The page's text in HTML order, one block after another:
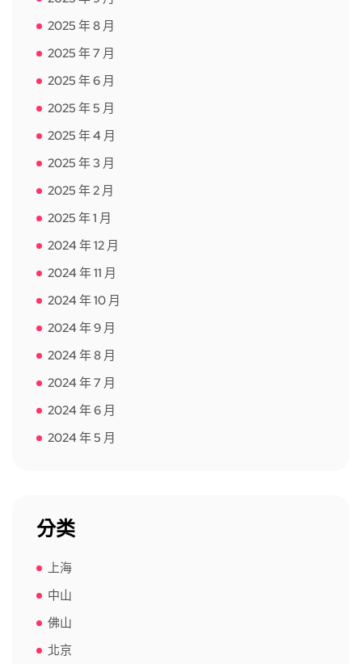
2025 年 8 月
2025 年 7 月
2025 年 6 月
2025 年 5 月
2025 年 4 月
2025 年 3 月
2025 年 2 月
2025 年 1 月
2024 年 12 月
2024 年 11 月
2024 年 10 月
2024 年 9 月
2024 年 8 月
2024 年 7 月
2024 年 6 月
2024 年 5 月
分类
上海
中山
佛山
北京